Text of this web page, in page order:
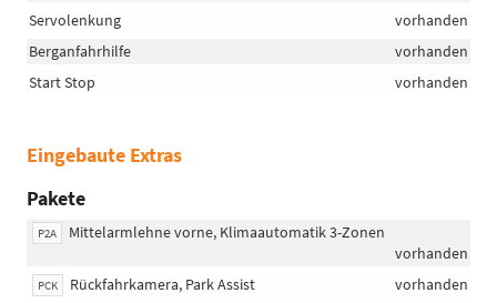
Servolenkung
vorhanden
Berganfahrhilfe
vorhanden
Start Stop
vorhanden
Eingebaute Extras
Pakete
P2A
Mittelarmlehne vorne, Klimaautomatik 3-Zonen
vorhanden
PCK Rückfahrkamera, Park Assist vorhanden